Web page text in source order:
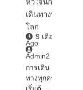
หัวใจนัก
เดินทางทั่ว
โลก
9 เดือน
Ago
Admin2
การเดิน
ทางทุกครั้ง